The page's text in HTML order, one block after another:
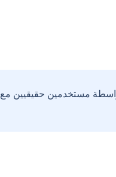
مستخدمين حقيقيين مع